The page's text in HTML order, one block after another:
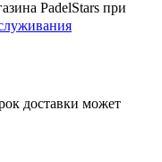
PadelStars при
доставки может